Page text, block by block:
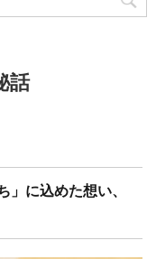
話
」に込めた想い、